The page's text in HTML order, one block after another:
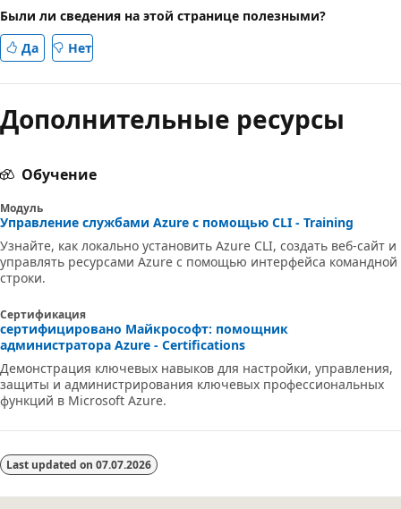
Были ли сведения на этой странице полезными?
Да
Нет
Дополнительные ресурсы
Обучение
Модуль
Управление службами Azure с помощью CLI - Training
Узнайте, как локально установить Azure CLI, создать веб-сайт и
управлять ресурсами Azure с помощью интерфейса командной
строки.
Сертификация
сертифицировано Майкрософт: помощник
администратора Azure - Certifications
Демонстрация ключевых навыков для настройки, управления,
защиты и администрирования ключевых профессиональных
функций в Microsoft Azure.
Last updated on 07.07.2026